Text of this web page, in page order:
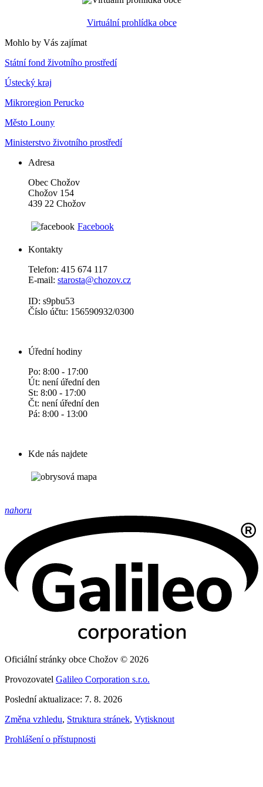
Virtuální prohlídka obce
Mohlo by Vás zajímat
Státní fond životního prostředí
Ústecký kraj
Mikroregion Perucko
Město Louny
Ministerstvo životního prostředí
Adresa
Obec Chožov
Chožov 154
439 22 Chožov
Facebook
Kontakty
Telefon: 415 674 117
E-mail: starosta@chozov.cz
ID: s9pbu53
Číslo účtu: 156590932/0300
Úřední hodiny
Po: 8:00 - 17:00
Út: není úřední den
St: 8:00 - 17:00
Čt: není úřední den
Pá: 8:00 - 13:00
Kde nás najdete
nahoru
Oficiální stránky obce Chožov © 2026
Provozovatel Galileo Corporation s.r.o.
Poslední aktualizace: 7. 8. 2026
Změna vzhledu, Struktura stránek, Vytisknout
Prohlášení o přístupnosti